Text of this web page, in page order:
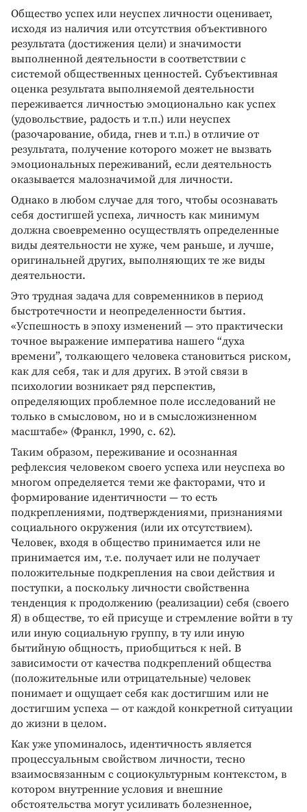
Общество успех или неуспех личности оценивает,
исходя из наличия или отсутствия объективного
результата (достижения цели) и значимости
выполненной деятельности в соответствии с
системой общественных ценностей. Субъективная
оценка результата выполняемой деятельности
переживается личностью эмоционально как успех
(удовольствие, радость и т.п.) или неуспех
(разочарование, обида, гнев и т.п.) в отличие от
результата, получение которого может не вызвать
эмоциональных переживаний, если деятельность
оказывается малозначимой для личности.
Однако в любом случае для того, чтобы осознавать
себя достигшей успеха, личность как минимум
должна своевременно осуществлять определенные
виды деятельности не хуже, чем раньше, и лучше,
оригинальней других, выполняющих те же виды
деятельности.
Это трудная задача для современников в период
быстротечности и неопределенности бытия.
«Успешность в эпоху изменений — это практически
точное выражение императива нашего “духа
времени”, толкающего человека становиться риском,
как для себя, так и для других. В этой связи в
психологии возникает ряд перспектив,
определяющих проблемное поле исследований не
только в смысловом, но и в смысложизненном
масштабе» (Франкл, 1990, с. 62).
Таким образом, переживание и осознанная
рефлексия человеком своего успеха или неуспеха во
многом определяется теми же факторами, что и
формирование идентичности — то есть
подкреплениями, подтверждениями, признаниями
социального окружения (или их отсутствием).
Человек, входя в общество принимается или не
принимается им, т.е. получает или не получает
положительные подкрепления на свои действия и
поступки, а поскольку личности свойственна
тенденция к продолжению (реализации) себя (своего
Я) в обществе, то ей присуще и стремление войти в ту
или иную социальную группу, в ту или иную
бытийную общность, приобщиться к ней. В
зависимости от качества подкреплений общества
(положительные или отрицательные) человек
понимает и ощущает себя как достигшим или не
достигшим успеха — от каждой конкретной ситуации
до жизни в целом.
Как уже упоминалось, идентичность является
процессуальным свойством личности, тесно
взаимосвязанным с социокультурным контекстом, в
котором внутренние условия и внешние
обстоятельства могут усиливать болезненное,